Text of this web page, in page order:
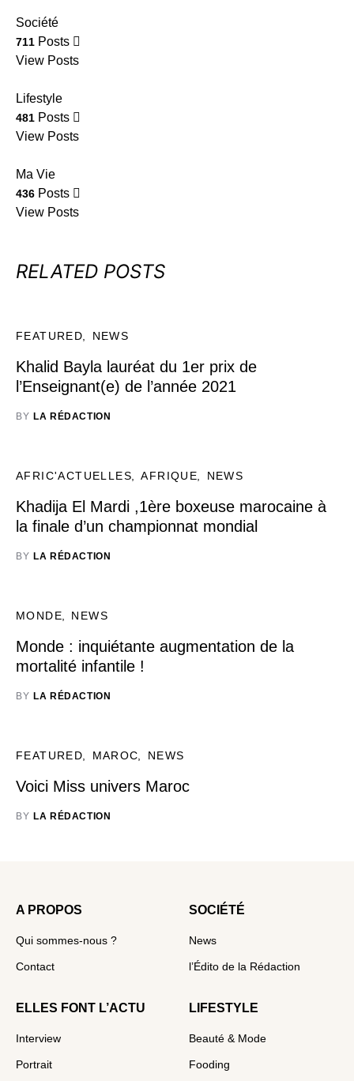
Société
711 Posts
View Posts
Lifestyle
481 Posts
View Posts
Ma Vie
436 Posts
View Posts
RELATED POSTS
FEATURED NEWS
Khalid Bayla lauréat du 1er prix de
l’Enseignant(e) de l’année 2021
BY LA RÉDACTION
AFRIC'ACTUELLES AFRIQUE NEWS
Khadija El Mardi ,1ère boxeuse marocaine à
la finale d’un championnat mondial
BY LA RÉDACTION
MONDE NEWS
Monde : inquiétante augmentation de la
mortalité infantile !
BY LA RÉDACTION
FEATURED MAROC NEWS
Voici Miss univers Maroc
BY LA RÉDACTION
A PROPOS
Qui sommes-nous ?
Contact
SOCIÉTÉ
News
l’Édito de la Rédaction
ELLES FONT L’ACTU
Interview
Portrait
LIFESTYLE
Beauté & Mode
Fooding